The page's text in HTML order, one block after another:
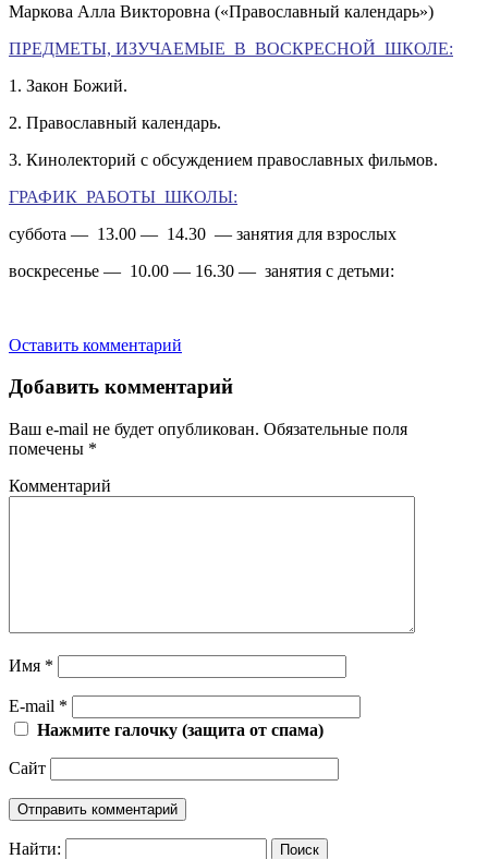
Маркова Алла Викторовна («Православный календарь»)
ПРЕДМЕТЫ, ИЗУЧАЕМЫЕ В ВОСКРЕСНОЙ ШКОЛЕ:
1. Закон Божий.
2. Православный календарь.
3. Кинолекторий с обсуждением православных фильмов.
ГРАФИК РАБОТЫ ШКОЛЫ:
суббота — 13.00 — 14.30 — занятия для взрослых
воскресенье — 10.00 — 16.30 — занятия с детьми:
Оставить комментарий
Добавить комментарий
Ваш e-mail не будет опубликован. Обязательные поля
помечены *
Комментарий
Имя *
E-mail *
Нажмите галочку (защита от спама)
Сайт
Найти: